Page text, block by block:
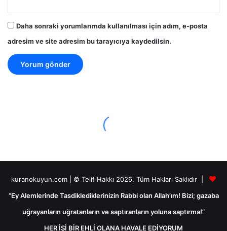
Daha sonraki yorumlarımda kullanılması için adım, e-posta
adresim ve site adresim bu tarayıcıya kaydedilsin.
kuranokuyun.com | © Telif Hakkı 2026, Tüm Hakları Saklıdır |
“Ey Alemlerinde Tasdiklediklerinizin Rabbi olan Allah’ım! Bizi; gazaba
uğrayanların uğratanların ve saptıranların yoluna saptırma!”
HER İŞİ BİR EHLİ OLANA HAVALE EDİYORUM